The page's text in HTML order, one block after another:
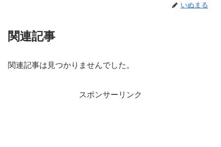
いぬまる
関連記事
関連記事は見つかりませんでした。
スポンサーリンク